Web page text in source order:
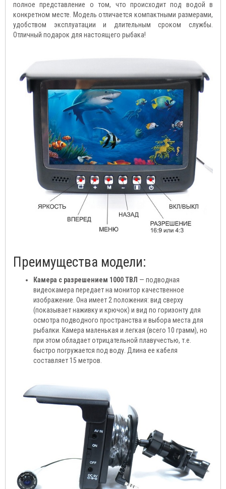
полное представление о том, что происходит под водой в
конкретном месте. Модель отличается компактными размерами,
удобством эксплуатации и длительным сроком службы.
Отличный подарок для настоящего рыбака!
Преимущества модели:
Камера с разрешением 1000 ТВЛ — подводная
видеокамера передает на монитор качественное
изображение. Она имеет 2 положения: вид сверху
(показывает наживку и крючок) и вид по горизонту для
осмотра подводного пространства и выбора места для
рыбалки. Камера маленькая и легкая (всего 10 грамм), но
при этом обладает отрицательной плавучестью, т.е.
быстро погружается под воду. Длина ее кабеля
составляет 15 метров.